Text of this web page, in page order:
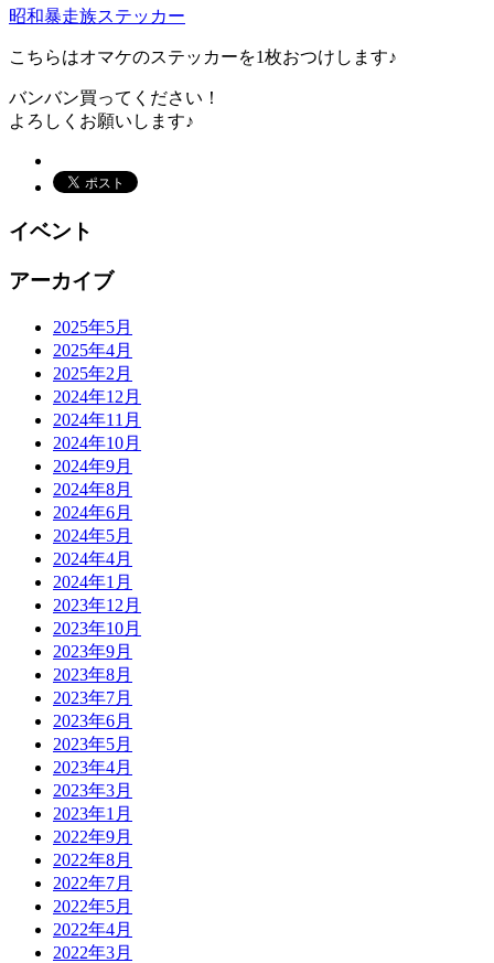
昭和暴走族ステッカー
こちらはオマケのステッカーを1枚おつけします♪
バンバン買ってください！
よろしくお願いします♪
イベント
アーカイブ
2025年5月
2025年4月
2025年2月
2024年12月
2024年11月
2024年10月
2024年9月
2024年8月
2024年6月
2024年5月
2024年4月
2024年1月
2023年12月
2023年10月
2023年9月
2023年8月
2023年7月
2023年6月
2023年5月
2023年4月
2023年3月
2023年1月
2022年9月
2022年8月
2022年7月
2022年5月
2022年4月
2022年3月